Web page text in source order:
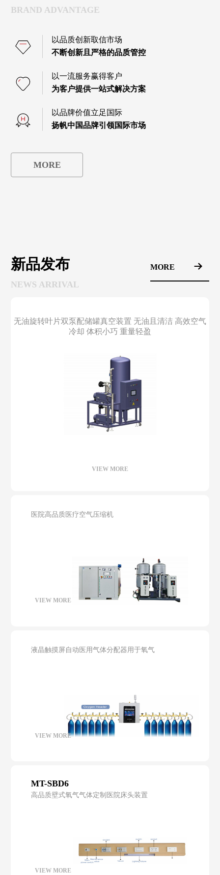
BRAND ADVANTAGE
以品质创新取信市场
不断创新且严格的品质管控
以一流服务赢得客户
为客户提供一站式解决方案
以品牌价值立足国际
扬帆中国品牌引领国际市场
MORE
新品发布
NEWS ARRIVAL
MORE
无油旋转叶片双泵配储罐真空装置 无油且清洁 高效空气
冷却 体积小巧 重量轻盈
VIEW MORE
医院高品质医疗空气压缩机
VIEW MORE
液晶触摸屏自动医用气体分配器用于氧气
VIEW MORE
MT-SBD6
高品质壁式氧气气体定制医院床头装置
VIEW MORE